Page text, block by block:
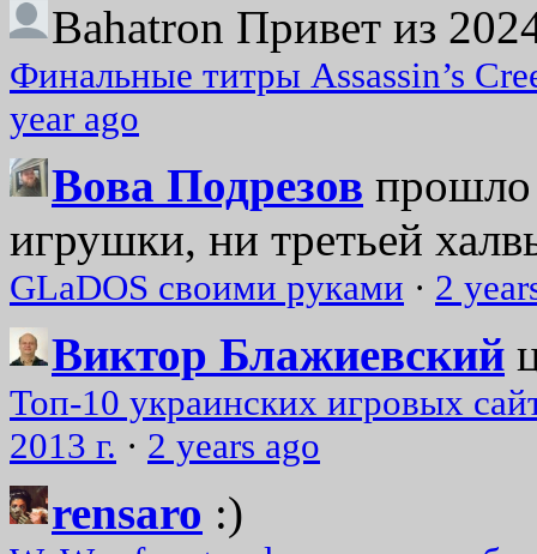
Bahatron Привет из
Финальные титры Assassin’s
year ago
Вова Подрезов прошло
игрушки, ни третьей
GLaDOS своими руками · 2
Виктор Блажиевский
Топ-10 украинских игровых
2013 г. · 2 years ago
rensaro :)